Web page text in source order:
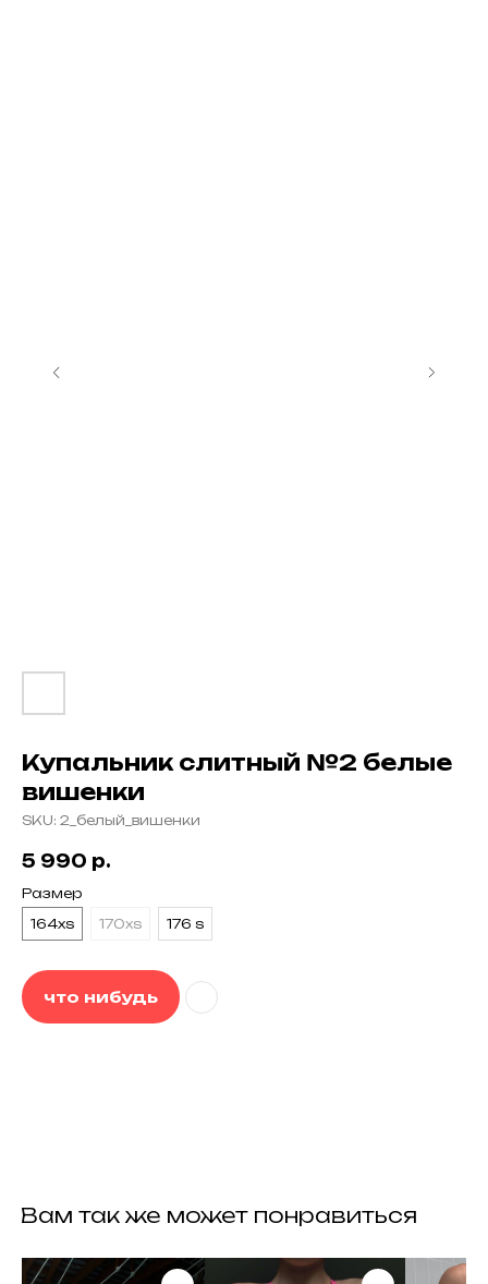
Купальник слитный №2 белые
вишенки
SKU: 2_белый_вишенки
5 990 р.
Размер
164xs
170xs 176 s
что нибудь
Вам так же может понравиться
контакты
задать вопрос следить за нами